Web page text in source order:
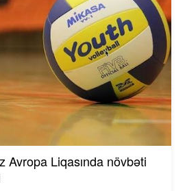
Avropa Liqasında növbəti